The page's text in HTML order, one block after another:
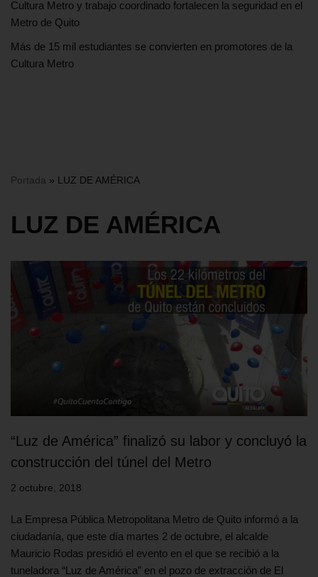
Cultura Metro y trabajo coordinado fortalecen la seguridad en el
Metro de Quito
Más de 15 mil estudiantes se convierten en promotores de la
Cultura Metro
Portada » LUZ DE AMÉRICA
LUZ DE AMÉRICA
“Luz de América” finalizó su labor y concluyó la
construcción del túnel del Metro
2 octubre, 2018
La Empresa Pública Metropolitana Metro de Quito informó a la
ciudadanía, que este día martes 2 de octubre, el alcalde
Mauricio Rodas presidió el evento en el que se recibió a la
tuneladora “Luz de América” en el pozo de extracción de El